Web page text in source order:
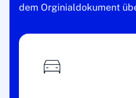
dem Orginialdokument